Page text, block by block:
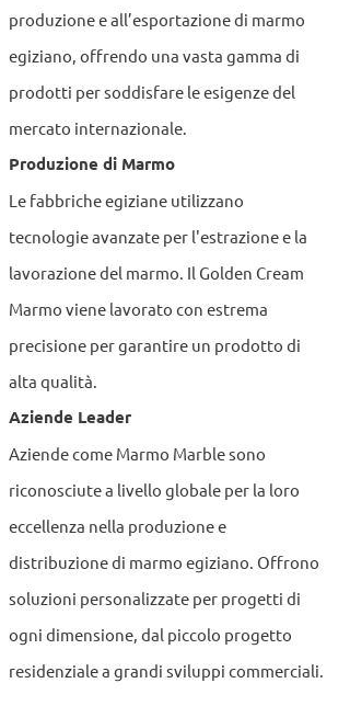
produzione e all’esportazione di marmo
egiziano, offrendo una vasta gamma di
prodotti per soddisfare le esigenze del
mercato internazionale.
Produzione di Marmo
Le fabbriche egiziane utilizzano
tecnologie avanzate per l'estrazione e la
lavorazione del marmo. Il Golden Cream
Marmo viene lavorato con estrema
precisione per garantire un prodotto di
alta qualità.
Aziende Leader
Aziende come Marmo Marble sono
riconosciute a livello globale per la loro
eccellenza nella produzione e
distribuzione di marmo egiziano. Offrono
soluzioni personalizzate per progetti di
ogni dimensione, dal piccolo progetto
residenziale a grandi sviluppi commerciali.